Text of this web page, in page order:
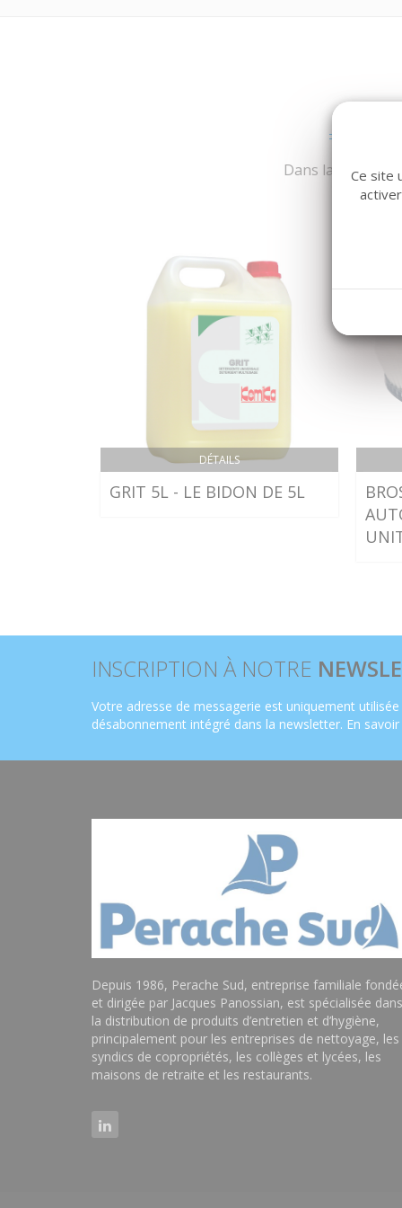
Dans la même
DÉTAILS
GRIT 5L - LE BIDON DE 5L
INSCRIPTION À NOTRE
Votre adresse de messagerie est uniquement
désabonnement intégré dans la newsletter. En
Depuis 1986, Perache Sud, entreprise familiale
et dirigée par Jacques Panossian, est spécialisée dans
la distribution de produits d’entretien et d’hygiène,
principalement pour les entreprises de nettoyage, les
syndics de copropriétés, les collèges et lycées, les
maisons de retraite et les restaurants.
Ce site